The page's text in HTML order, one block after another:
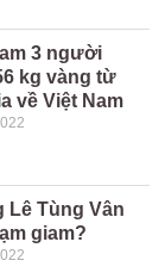
3 người
kg vàng từ
về Việt Nam
Lê Tùng Vân
giam?